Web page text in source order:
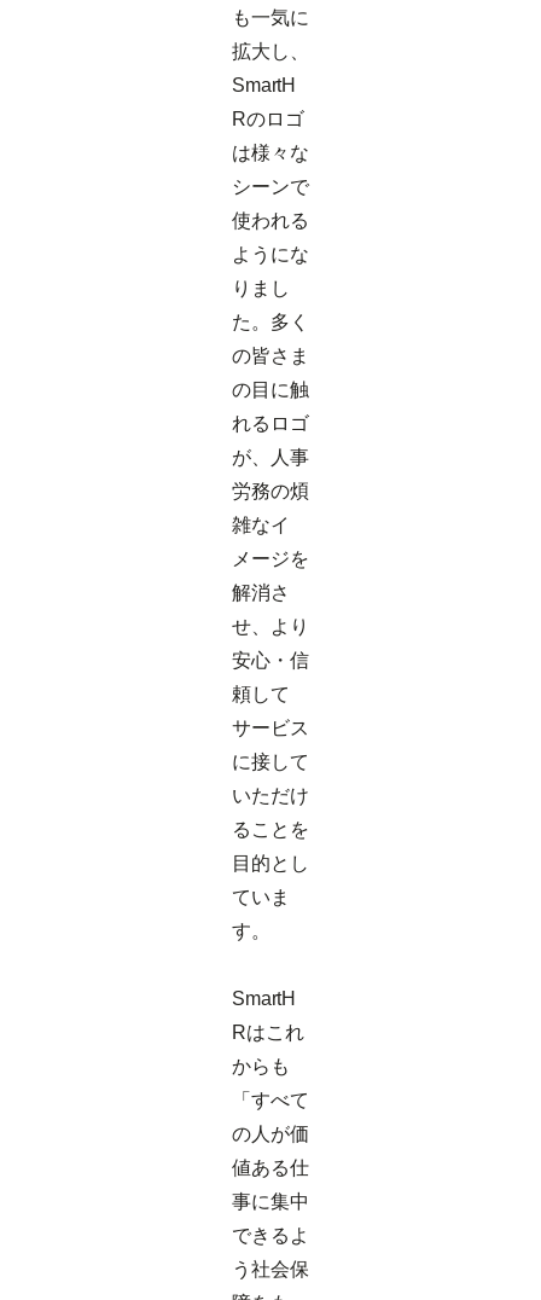
も一気に
拡大し、
SmartH
Rのロゴ
は様々な
シーンで
使われる
ようにな
りまし
た。多く
の皆さま
の目に触
れるロゴ
が、人事
労務の煩
雑なイ
メージを
解消さ
せ、より
安心・信
頼して
サービス
に接して
いただけ
ることを
目的とし
ていま
す。
SmartH
Rはこれ
からも
「すべて
の人が価
値ある仕
事に集中
できるよ
う社会保